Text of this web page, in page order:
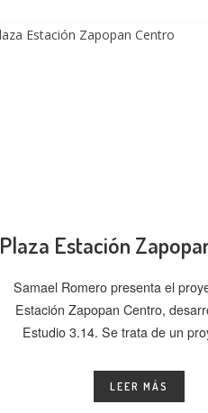
Plaza Estación
Samael Romero presenta el
Estación Zapopan Centro,
Estudio 3.14. Se trata de un
LEER MÁS